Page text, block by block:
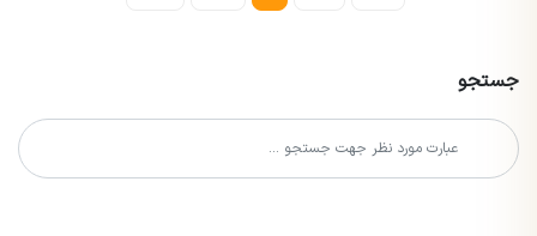
جستجو